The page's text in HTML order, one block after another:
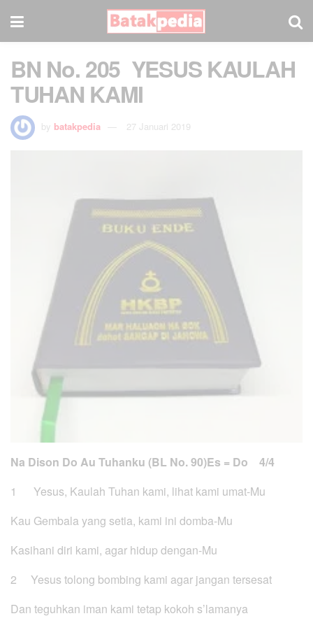
BN No. 205 YESUS KAULAH
TUHAN KAMI
by batakpedia 27 Januari 2019
Na Dison Do Au Tuhanku (BL No. 90)Es = Do 4/4
1 Yesus, Kaulah Tuhan kami, lihat kami umat-Mu
Kau Gembala yang setia, kami ini domba-Mu
Kasihani diri kami, agar hidup dengan-Mu
2 Yesus tolong bombing kami agar jangan tersesat
Dan teguhkan iman kami tetap kokoh s’lamanya